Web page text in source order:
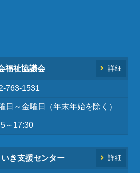
福祉協議会 詳細
763-1531
日～金曜日（年末年始を除く）
～17:30
き支援センター 詳細